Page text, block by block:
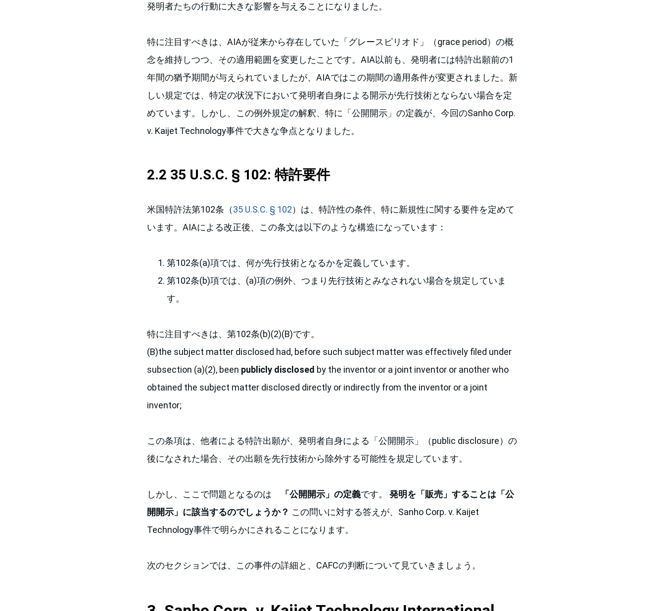
発明者たちの行動に大きな影響を与えることになりました。
特に注目すべきは、AIAが従来から存在していた「グレースピリオド」（grace period）の概
念を維持しつつ、その適用範囲を変更したことです。AIA以前も、発明者には特許出願前の1
年間の猶予期間が与えられていましたが、AIAではこの期間の適用条件が変更されました。新
しい規定では、特定の状況下において発明者自身による開示が先行技術とならない場合を定
めています。しかし、この例外規定の解釈、特に「公開開示」の定義が、今回のSanho Corp.
v. Kaijet Technology事件で大きな争点となりました。
2.2 35 U.S.C. § 102: 特許要件
米国特許法第102条（35 U.S.C. § 102）は、特許性の条件、特に新規性に関する要件を定めて
います。AIAによる改正後、この条文は以下のような構造になっています：
第102条(a)項では、何が先行技術となるかを定義しています。
第102条(b)項では、(a)項の例外、つまり先行技術とみなされない場合を規定していま
す。
特に注目すべきは、第102条(b)(2)(B)です。
(B)the subject matter disclosed had, before such subject matter was effectively filed under
subsection (a)(2), been publicly disclosed by the inventor or a joint inventor or another who
obtained the subject matter disclosed directly or indirectly from the inventor or a joint
inventor;
この条項は、他者による特許出願が、発明者自身による「公開開示」（public disclosure）の
後になされた場合、その出願を先行技術から除外する可能性を規定しています。
しかし、ここで問題となるのは 「公開開示」の定義です。 発明を「販売」することは「公
開開示」に該当するのでしょうか？ この問いに対する答えが、Sanho Corp. v. Kaijet
Technology事件で明らかにされることになります。
次のセクションでは、この事件の詳細と、CAFCの判断について見ていきましょう。